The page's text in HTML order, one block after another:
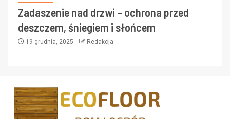
Zadaszenie nad drzwi – ochrona przed
deszczem, śniegiem i słońcem
19 grudnia, 2025 Redakcja